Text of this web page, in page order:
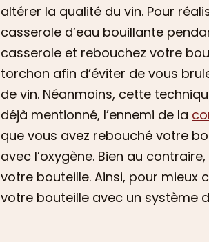
altérer la qualité du vin. Pour
casserole d’eau bouillante
casserole et rebouchez votre
torchon afin d’éviter de vous
de vin. Néanmoins, cette
déjà mentionné, l’ennemi de la
que vous avez rebouché votre
avec l’oxygène. Bien au
votre bouteille. Ainsi, pour mieux
votre bouteille avec un système